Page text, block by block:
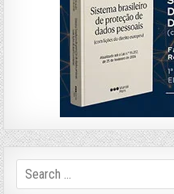
Search
for: